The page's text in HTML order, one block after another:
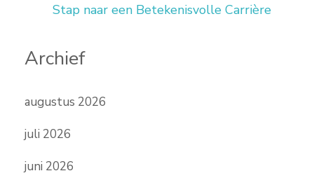
Stap naar een Betekenisvolle Carrière
Archief
augustus 2026
juli 2026
juni 2026